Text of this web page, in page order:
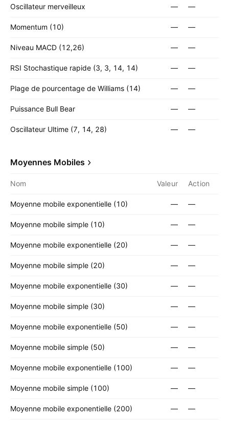
Oscillateur merveilleux — —
Momentum (10) — —
Niveau MACD (12,26) — —
RSI Stochastique rapide (3, 3, 14, 14) — —
Plage de pourcentage de Williams (14) — —
Puissance Bull Bear — —
Oscillateur Ultime (7, 14, 28) — —
Moyennes Mobiles
Nom Valeur Action
Moyenne mobile exponentielle (10) — —
Moyenne mobile simple (10) — —
Moyenne mobile exponentielle (20) — —
Moyenne mobile simple (20) — —
Moyenne mobile exponentielle (30) — —
Moyenne mobile simple (30) — —
Moyenne mobile exponentielle (50) — —
Moyenne mobile simple (50) — —
Moyenne mobile exponentielle (100) — —
Moyenne mobile simple (100) — —
Moyenne mobile exponentielle (200) — —